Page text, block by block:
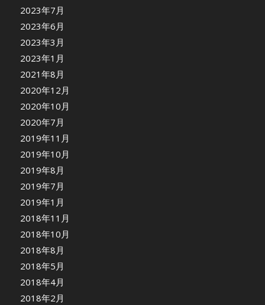
2023年7月
2023年6月
2023年3月
2023年1月
2021年8月
2020年12月
2020年10月
2020年7月
2019年11月
2019年10月
2019年8月
2019年7月
2019年1月
2018年11月
2018年10月
2018年8月
2018年5月
2018年4月
2018年2月